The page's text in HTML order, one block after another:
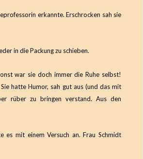
erkannte. Erschrocken sah sie
in die Packung zu schieben.
war sie doch immer die Ruhe selbst!
hatte Humor, sah gut aus (und das mit
rüber zu bringen verstand. Aus den
es mit einem Versuch an. Frau Schmidt